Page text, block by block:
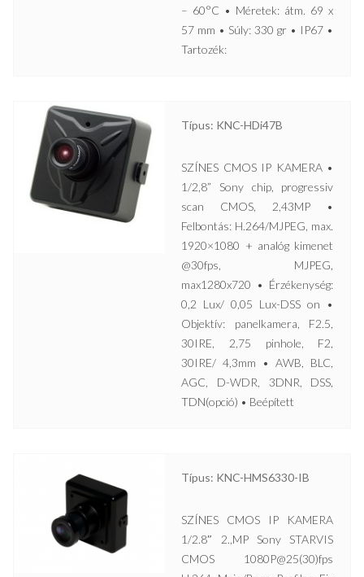
– 60°C • Méretek: átm. 69 x
57 mm • Súly: 330 gr • IP67 •
Tartozék:
Típus: KNC-HDi47B
SZÍNES CMOS IP KAMERA •
1/2,8” Sony chip, progressiv
scan CMOS, 2,43MP •
Felbontás: H.264/MJPEG, max.
1920×1080 + analóg kimenet
@30fps, MJPEG,
max1280x720 • Érzékenység:
0,2 Lux/ 0,05 Lux-DSS on •
Objektív: panelkamera, F2.5,
30IRE, 2,75 pinhole, F2,
30IRE/ 4,3mm • AWB, BLC,
AGC, D-WDR, 3DNR, DSS,
TDN(opció) • Beépített
Típus: KNC-HMS6330-IB
SZÍNES CMOS IP KAMERA
1/2.8″ 2.,MP Sony STARVIS
CMOS 1080P@25(30)fps